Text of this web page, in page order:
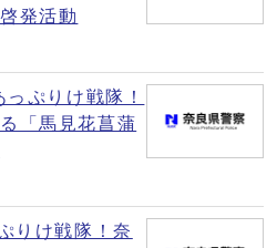
発活動
ぷりけ戦隊！
「馬見花菖蒲
りけ戦隊！奈